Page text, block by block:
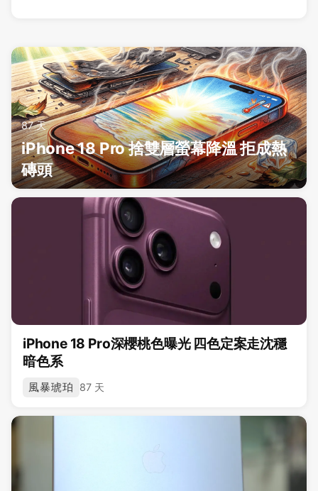
87 天
iPhone 18 Pro 捨雙層螢幕降溫 拒成熱
磚頭
iPhone 18 Pro深櫻桃色曝光 四色定案走沈穩
暗色系
風暴琥珀 87 天